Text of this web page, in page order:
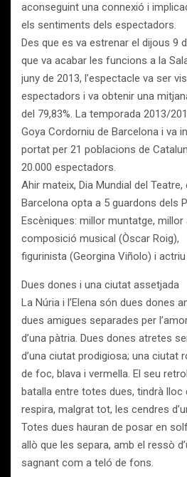
aconseguint una connexió i
els sentiments dels espectadors.
Des que es va estrenar el dijous 9
que va acabar les funcions a la
juny de 2013, l’espectacle va ser
espectadors i va obtenir una
del 79,83%. La temporada 2013/
Goya Cordorniu de Barcelona i va
portat per 21 poblacions de
20.000 espectadors.
Ahir mateix, Dia Mundial del
Barcelona opta a 5 guardons dels
Escèniques: millor muntatge, millor
composició musical (Òscar Roig),
figurinista (Georgina Viñolo) i
Dues dones i una ciutat assetjada
La Núria i l’Elena són dues dones
dues amigues separades per
d’una pàtria. Dues dones atretes
d’una ciutat prodigiosa; una ciutat
de foc, blava i vermella. El seu
batalla entre totes dues, tindrà lloc
respira, malgrat tot, les cendres
Totes dues hauran de posar en
allò que les separa, amb el ressò
sagnant com a teló de fons.